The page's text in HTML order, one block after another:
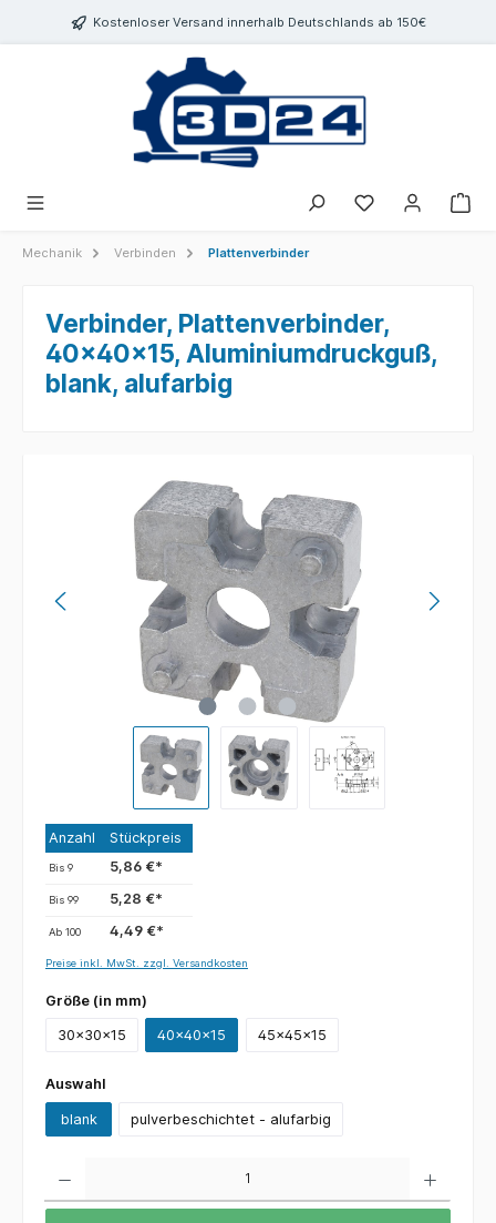
springenKostenloser Versand innerhalb Deutschlands ab 150€
Mechanik Verbinden Plattenverbinder
Verbinder, Plattenverbinder,
40x40x15, Aluminiumdruckguß,
blank, alufarbig
Anzahl Stückpreis
Bis9 5,86 €*
Bis99 5,28 €*
Ab100 4,49 €*
Preise inkl. MwSt. zzgl. Versandkosten
Größe (in mm)
30x30x15 40x40x15 45x45x15
Auswahl
blank pulverbeschichtet - alufarbig